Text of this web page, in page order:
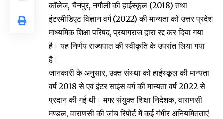
कॉलेज, चैनपुर, नगौली की हाईस्कूल (2018) तथा
इंटरमीडिएट विज्ञान वर्ग (2022) की मान्यता को उत्तर प्रदेश
माध्यमिक शिक्षा परिषद, प्रयागराज द्वारा रद्द कर दिया गया
है। यह निर्णय राज्यपाल की स्वीकृति के उपरांत लिया गया
है।
जानकारी के अनुसार, उक्त संस्था को हाईस्कूल की मान्यता
वर्ष 2018 से एवं इंटर साइंस वर्ग की मान्यता वर्ष 2022 से
प्रदान की गई थी। मगर संयुक्त शिक्षा निदेशक, वाराणसी
मण्डल, वाराणसी की जांच रिपोर्ट में कई गंभीर अनियमितताएं